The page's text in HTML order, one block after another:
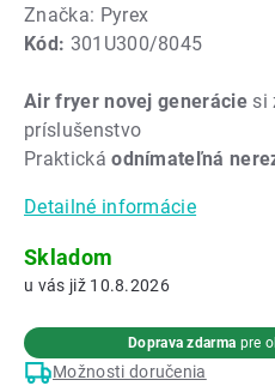
Kód: 301U300/8045
hodnotenie
produktu
0,0
z
5
Značka: Pyrex
Air fryer novej generácie si
príslušenstvo
Praktická odnímateľná
Detailné informácie
Skladom
10.8.2026
Možnosti doručenia
Doprava zdarma pre